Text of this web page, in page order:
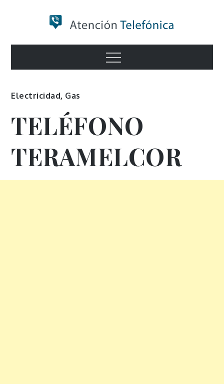
Numero de
Información
Menu
Electricidad, Gas
TELÉFONO
TERAMELCOR